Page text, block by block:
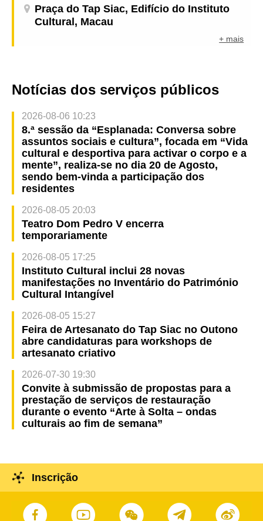
Praça do Tap Siac, Edifício do Instituto
Cultural, Macau
+ mais
Notícias dos serviços públicos
2026-08-06 10:23
8.ª sessão da “Esplanada: Conversa sobre
assuntos sociais e cultura”, focada em “Vida
cultural e desportiva para activar o corpo e a
mente”, realiza-se no dia 20 de Agosto,
sendo bem-vinda a participação dos
residentes
2026-08-05 20:03
Teatro Dom Pedro V encerra
temporariamente
2026-08-05 17:25
Instituto Cultural inclui 28 novas
manifestações no Inventário do Património
Cultural Intangível
2026-08-05 15:27
Feira de Artesanato do Tap Siac no Outono
abre candidaturas para workshops de
artesanato criativo
2026-07-30 19:30
Convite à submissão de propostas para a
prestação de serviços de restauração
durante o evento “Arte à Solta – ondas
culturais ao fim de semana”
Inscrição